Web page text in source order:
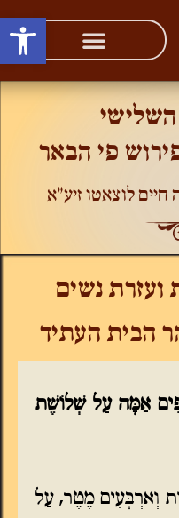
פתח – לקב"ה (ליקו"מ יד)
פי הבאר
לוצאטו זיע"א
נשים
הבית העתיד
אַמָּה עַל שְׁלוֹשֶׁת
וְאַרְבָּעִים מֶטֶר, עַל